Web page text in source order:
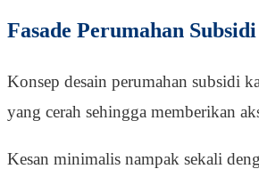
Fasade Perumahan
Konsep desain perumahan subsidi
yang cerah sehingga memberikan
Kesan minimalis nampak sekali